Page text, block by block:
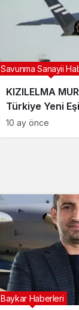
KIZILELMA
Türkiye Yeni
Savunma Sanayii
10 ay önce
Baykar Haberleri